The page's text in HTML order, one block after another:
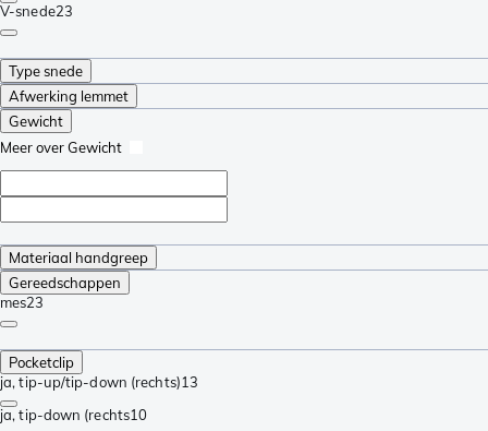
V-snede23
Type snede
Afwerking lemmet
Gewicht
Meer over Gewicht
Materiaal handgreep
Gereedschappen
mes23
Pocketclip
ja, tip-up/tip-down (rechts)13
ja, tip-down (rechts10